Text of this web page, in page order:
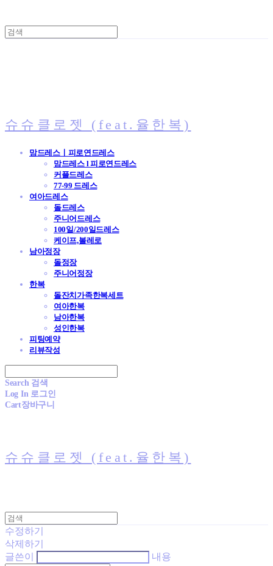
슈슈클로젯 (feat.율한복)
맘드레스ㅣ피로연드레스
맘드레스 l 피로연드레스
커플드레스
77-99 드레스
여아드레스
돌드레스
주니어드레스
100일/200일드레스
케이프,볼레로
남아정장
돌정장
주니어정장
한복
돌잔치가족한복세트
여아한복
남아한복
성인한복
피팅예약
리뷰작성
Search 검색
Log In 로그인
Cart장바구니
슈슈클로젯 (feat.율한복)
수정하기
삭제하기
글쓴이
내용